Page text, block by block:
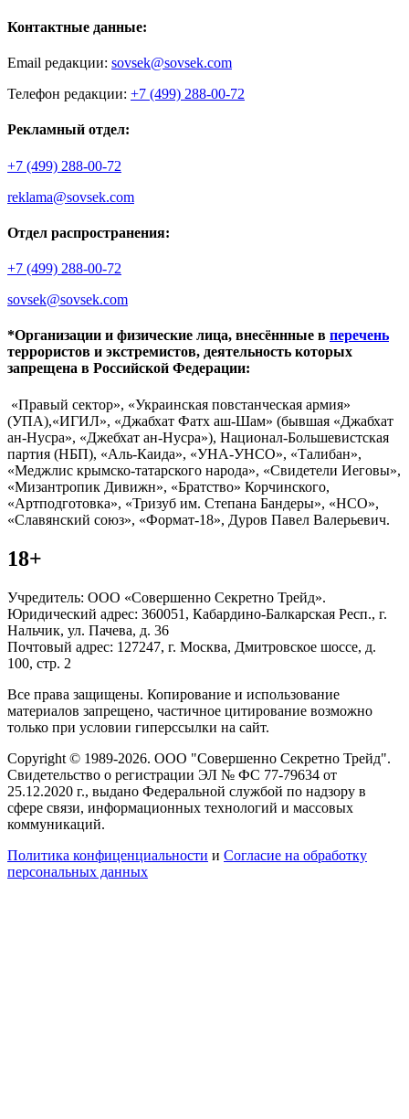
Контактные данные:
Email редакции: sovsek@sovsek.com
Телефон редакции: +7 (499) 288-00-72
Рекламный отдел:
+7 (499) 288-00-72
reklama@sovsek.com
Отдел распространения:
+7 (499) 288-00-72
sovsek@sovsek.com
*Организации и физические лица, внесённные в перечень
террористов и экстремистов, деятельность которых
запрещена в Российской Федерации:
«Правый сектор», «Украинская повстанческая армия»
(УПА),«ИГИЛ», «Джабхат Фатх аш-Шам» (бывшая «Джабхат
ан-Нусра», «Джебхат ан-Нусра»), Национал-Большевистская
партия (НБП), «Аль-Каида», «УНА-УНСО», «Талибан»,
«Меджлис крымско-татарского народа», «Свидетели Иеговы»,
«Мизантропик Дивижн», «Братство» Корчинского,
«Артподготовка», «Тризуб им. Степана Бандеры», «НСО»,
«Славянский союз», «Формат-18», Дуров Павел Валерьевич.
18+
Учредитель: ООО «Совершенно Секретно Трейд».
Юридический адрес: 360051, Кабардино-Балкарская Респ., г.
Нальчик, ул. Пачева, д. 36
Почтовый адрес: 127247, г. Москва, Дмитровское шоссе, д.
100, стр. 2
Все права защищены. Копирование и использование
материалов запрещено, частичное цитирование возможно
только при условии гиперссылки на сайт.
Copyright © 1989-2026. ООО "Совершенно Секретно Трейд".
Свидетельство о регистрации ЭЛ № ФС 77-79634 от
25.12.2020 г., выдано Федеральной службой по надзору в
сфере связи, информационных технологий и массовых
коммуникаций.
Политика конфиценциальности и Согласие на обработку
персональных данных